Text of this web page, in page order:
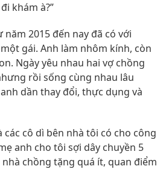
khám à?”
2015 đến nay đã có với
gái. Anh làm nhôm kính, còn
Ngày yêu nhau hai vợ chồng
rồi sống cùng nhau lâu
dần thay đổi, thực dụng và
các cô dì bên nhà tôi có cho công
anh cho tôi sợi dây chuyền 5
nhà chồng tặng quá ít, quan điểm